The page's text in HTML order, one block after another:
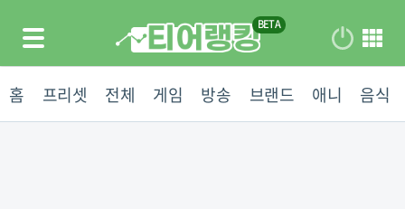
홈 프리셋 전체 게임 방송 브랜드 애니 음식